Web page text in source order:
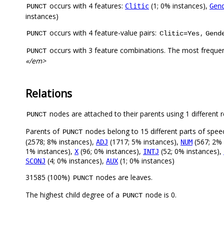
PUNCT occurs with 4 features: Clitic (1; 0% instances),
instances)
PUNCT occurs with 4 feature-value pairs: Clitic=Yes,
PUNCT occurs with 3 feature combinations. The most
«/em>
Relations
PUNCT nodes are attached to their parents using 1 different
Parents of PUNCT nodes belong to 15 different parts of
(2578; 8% instances), ADJ (1717; 5% instances), NUM (567;
1% instances), X (96; 0% instances), INTJ (52; 0% instances),
SCONJ (4; 0% instances), AUX (1; 0% instances)
31585 (100%) PUNCT nodes are leaves.
The highest child degree of a PUNCT node is 0.